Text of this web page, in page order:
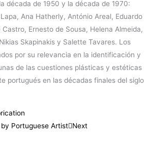
década de 1950 y la década de 1970:
Ana Hatherly, António Areal, Eduardo
Ernesto de Sousa, Helena Almeida,
Skapinakis y Salette Tavares. Los
por su relevancia en la identificación y
de las cuestiones plásticas y estéticas
portugués en las décadas finales del siglo
Portuguese Artist Next